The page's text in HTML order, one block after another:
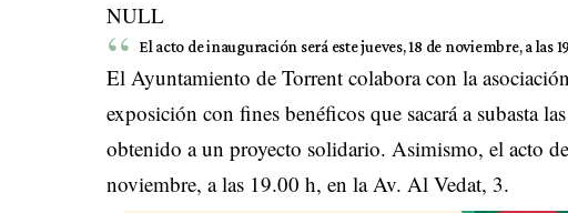
NULL
El acto de inauguración será este jueves, 18 de noviembre, a las
El Ayuntamiento de Torrent colabora con la
exposición con fines benéficos que sacará a subasta
obtenido a un proyecto solidario. Asimismo, el acto
noviembre, a las 19.00 h, en la Av. Al Vedat, 3.